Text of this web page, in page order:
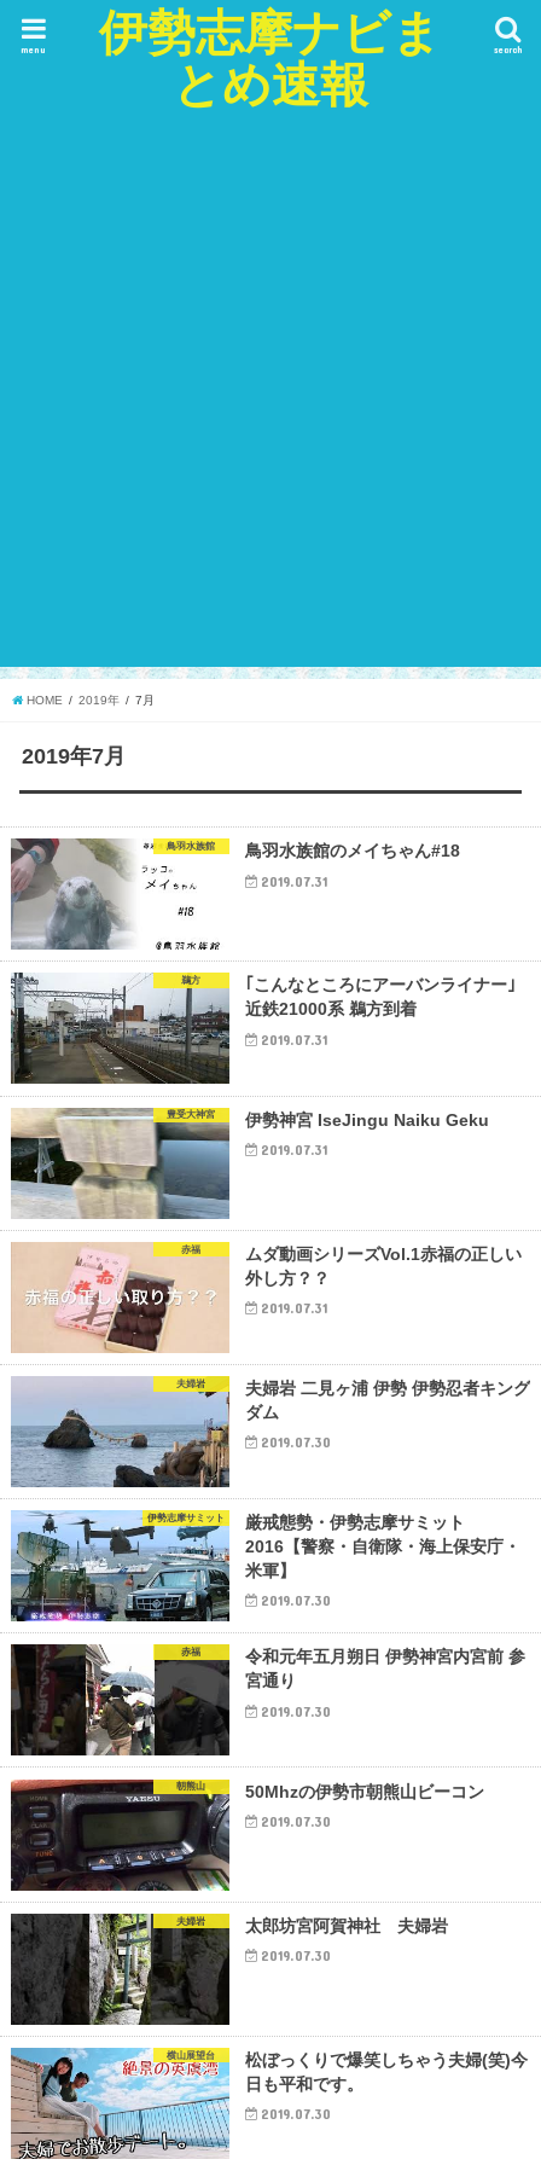
伊勢志摩ナビま
とめ速報
search
menu
HOME 2019年 7月
2019年7月
鳥羽水族館 鳥羽水族館のメイちゃん#18
2019.07.31
鵜方
｢こんなところにアーバンライナー｣
近鉄21000系 鵜方到着
2019.07.31
豊受大神宮 伊勢神宮 IseJingu Naiku Geku
2019.07.31
赤福
ムダ動画シリーズVol.1赤福の正しい
外し方？？
2019.07.31
夫婦岩
夫婦岩 二見ヶ浦 伊勢 伊勢忍者キング
ダム
2019.07.30
伊勢志摩サミット
厳戒態勢・伊勢志摩サミット
2016【警察・自衛隊・海上保安庁・
米軍】
2019.07.30
赤福
令和元年五月朔日 伊勢神宮内宮前 参
宮通り
2019.07.30
朝熊山 50Mhzの伊勢市朝熊山ビーコン
2019.07.30
夫婦岩 太郎坊宮阿賀神社 夫婦岩
2019.07.30
横山展望台
松ぼっくりで爆笑しちゃう夫婦(笑)今
日も平和です。
2019.07.30